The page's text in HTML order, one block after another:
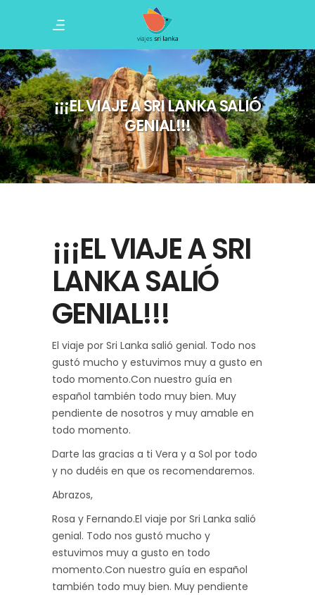
¡¡¡EL VIAJE A SRI LANKA SALIÓ
GENIAL!!!
¡¡¡EL VIAJE A SRI
LANKA SALIÓ
GENIAL!!!
El viaje por Sri Lanka salió genial. Todo nos
gustó mucho y estuvimos muy a gusto en
todo momento.Con nuestro guía en
español también todo muy bien. Muy
pendiente de nosotros y muy amable en
todo momento.
Darte las gracias a ti Vera y a Sol por todo
y no dudéis en que os recomendaremos.
Abrazos,
Rosa y Fernando.El viaje por Sri Lanka salió
genial. Todo nos gustó mucho y
estuvimos muy a gusto en todo
momento.Con nuestro guía en español
también todo muy bien. Muy pendiente